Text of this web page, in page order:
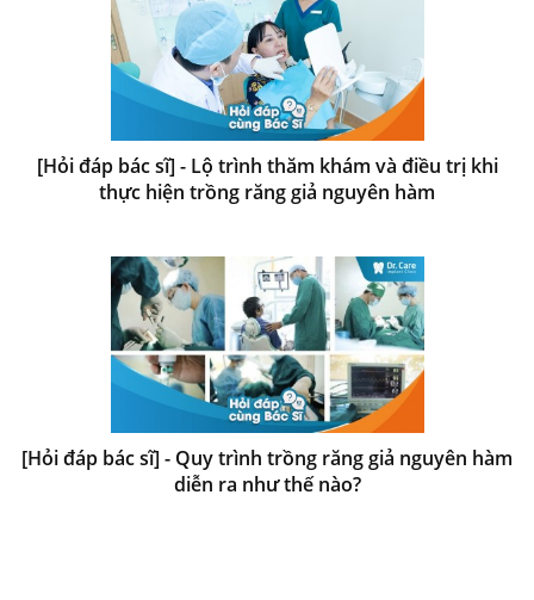
[Hỏi đáp bác sĩ] - Lộ trình thăm khám và điều trị khi
thực hiện trồng răng giả nguyên hàm
[Hỏi đáp bác sĩ] - Quy trình trồng răng giả nguyên hàm
diễn ra như thế nào?